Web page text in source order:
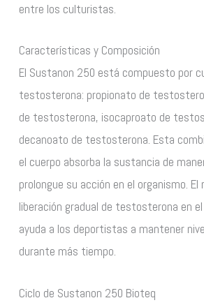
entre los culturistas.
Características y Composición
El Sustanon 250 está compuesto por
testosterona: propionato de
de testosterona, isocaproato de
decanoato de testosterona. Esta
el cuerpo absorba la sustancia de
prolongue su acción en el organismo.
liberación gradual de testosterona en
ayuda a los deportistas a mantener
durante más tiempo.
Ciclo de Sustanon 250 Bioteq